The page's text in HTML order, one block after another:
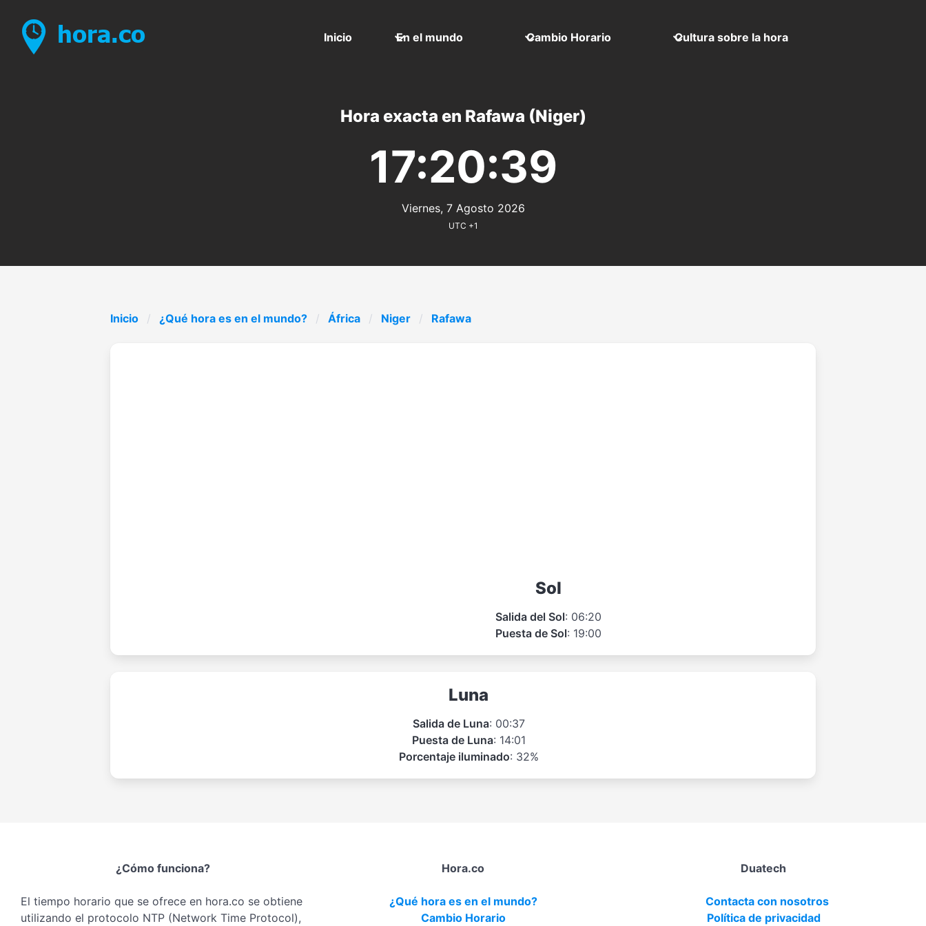
Inicio En el mundo Cambio Horario Cultura sobre la hora
Hora exacta en Rafawa (Niger)
17:20:39
Viernes, 7 Agosto 2026
UTC +1
Inicio ¿Qué hora es en el mundo? África Niger Rafawa
Sol
Salida del Sol: 06:20
Puesta de Sol: 19:00
Luna
Salida de Luna: 00:37
Puesta de Luna: 14:01
Porcentaje iluminado: 32%
¿Cómo funciona?
El tiempo horario que se ofrece en hora.co se obtiene
utilizando el protocolo NTP (Network Time Protocol),
Hora.co
¿Qué hora es en el mundo?
Cambio Horario
Duatech
Contacta con nosotros
Política de privacidad